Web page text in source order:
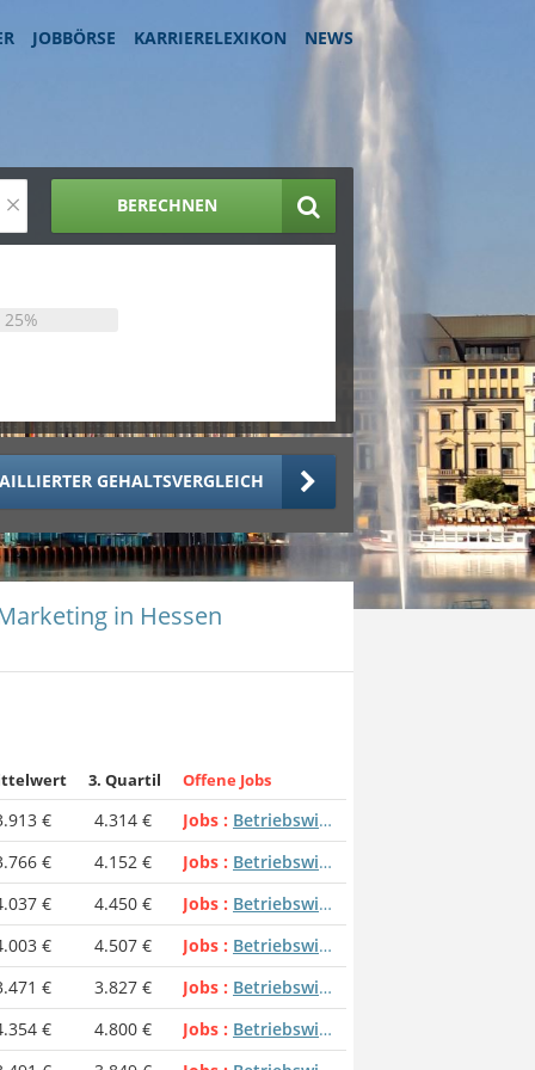
JOBBÖRSE KARRIERELEXIKON NEWS
× BERECHNEN
25%
GEHALTSVERGLEICH
in Hessen
3. Quartil Offene Jobs
€ 4.314 € Jobs
Betriebswirt - Marketing
€ 4.152 € Jobs
Betriebswirt - Marketing
€ 4.450 € Jobs
Betriebswirt - Marketing
€ 4.507 € Jobs
Betriebswirt - Marketing
€ 3.827 € Jobs
Betriebswirt - Marketing
€ 4.800 € Jobs
Betriebswirt - Marketing